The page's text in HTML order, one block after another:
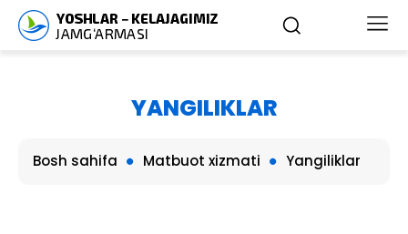
YANGILIKLAR
Bosh sahifa Matbuot xizmati Yangiliklar